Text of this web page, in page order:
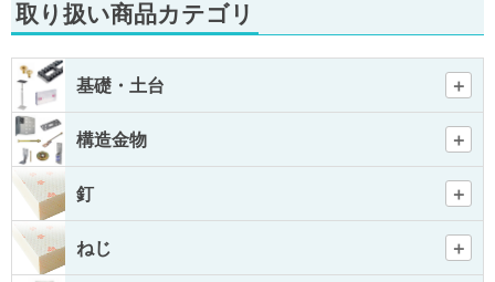
取り扱い商品カテゴリ
基礎・土台
構造金物
釘
ねじ